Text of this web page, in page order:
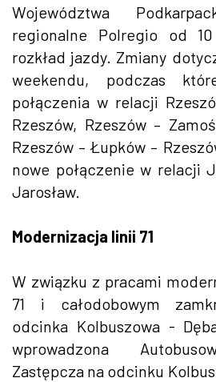
Województwa
regionalne Polregio od
rozkład jazdy. Zmiany
weekendu, podczas
połączenia w relacji
Rzeszów, Rzeszów –
Rzeszów – Łupków –
nowe połączenie w relacji
Jarosław.
Modernizacja linii 71
W związku z pracami
71 i całodobowym
odcinka Kolbuszowa -
wprowadzona
Zastępcza na odcinku